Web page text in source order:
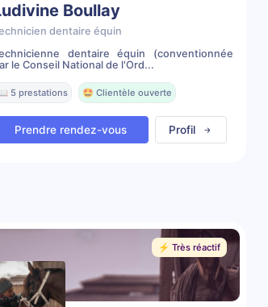
Boullay
dentaire équin
dentaire équin (conventionnée
le Conseil National de l'Ord...
5 prestations 🤩 Clientèle ouverte
Prendre rendez-vous Profil
⚡️ Très réactif